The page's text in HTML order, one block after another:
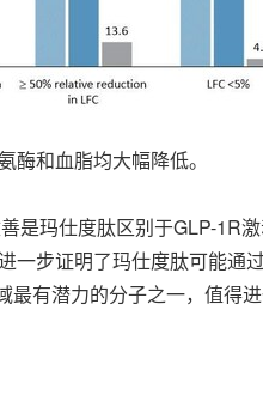
和血脂均大幅降低。
是玛仕度肽区别于GLP-1R
一步证明了玛仕度肽可能
有潜力的分子之一，值得